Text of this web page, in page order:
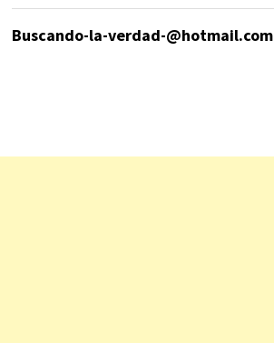
Buscando-la-verdad-@hotmail.com